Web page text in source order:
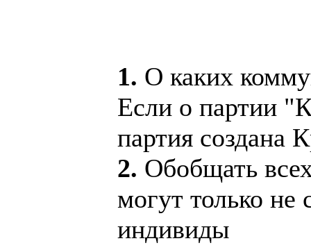
1. О каких
Если о партии
партия создана
2. Обобщать
могут только не
индивиды